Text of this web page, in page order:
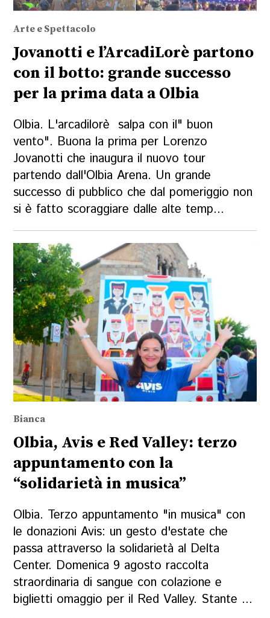
Arte e Spettacolo
Jovanotti e l’ArcadiLorè partono
con il botto: grande successo
per la prima data a Olbia
Olbia. L'arcadilorè salpa con il" buon
vento". Buona la prima per Lorenzo
Jovanotti che inaugura il nuovo tour
partendo dall'Olbia Arena. Un grande
successo di pubblico che dal pomeriggio non
si è fatto scoraggiare dalle alte temp...
Bianca
Olbia, Avis e Red Valley: terzo
appuntamento con la
“solidarietà in musica”
Olbia. Terzo appuntamento "in musica" con
le donazioni Avis: un gesto d'estate che
passa attraverso la solidarietà al Delta
Center. Domenica 9 agosto raccolta
straordinaria di sangue con colazione e
biglietti omaggio per il Red Valley. Stante ...